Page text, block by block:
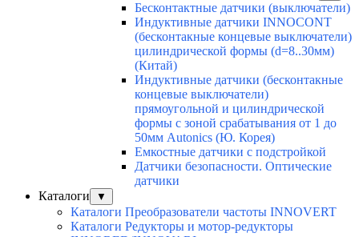
Бесконтактные датчики (выключатели)
Индуктивные датчики INNOCONT
(бесконтакные концевые выключатели)
цилиндрической формы (d=8..30мм)
(Китай)
Индуктивные датчики (бесконтакные
концевые выключатели)
прямоугольной и цилиндрической
формы с зоной срабатывания от 1 до
50мм Autonics (Ю. Корея)
Емкостные датчики с подстройкой
Датчики безопасности. Оптические
датчики
Каталоги
▼
Каталоги Преобразователи частоты INNOVERT
Каталоги Редукторы и мотор-редукторы